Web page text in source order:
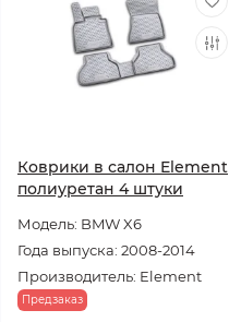
Коврики в салон Element
полиуретан 4 штуки
Модель: BMW X6
Года выпуска: 2008-2014
Производитель: Element
Предзаказ